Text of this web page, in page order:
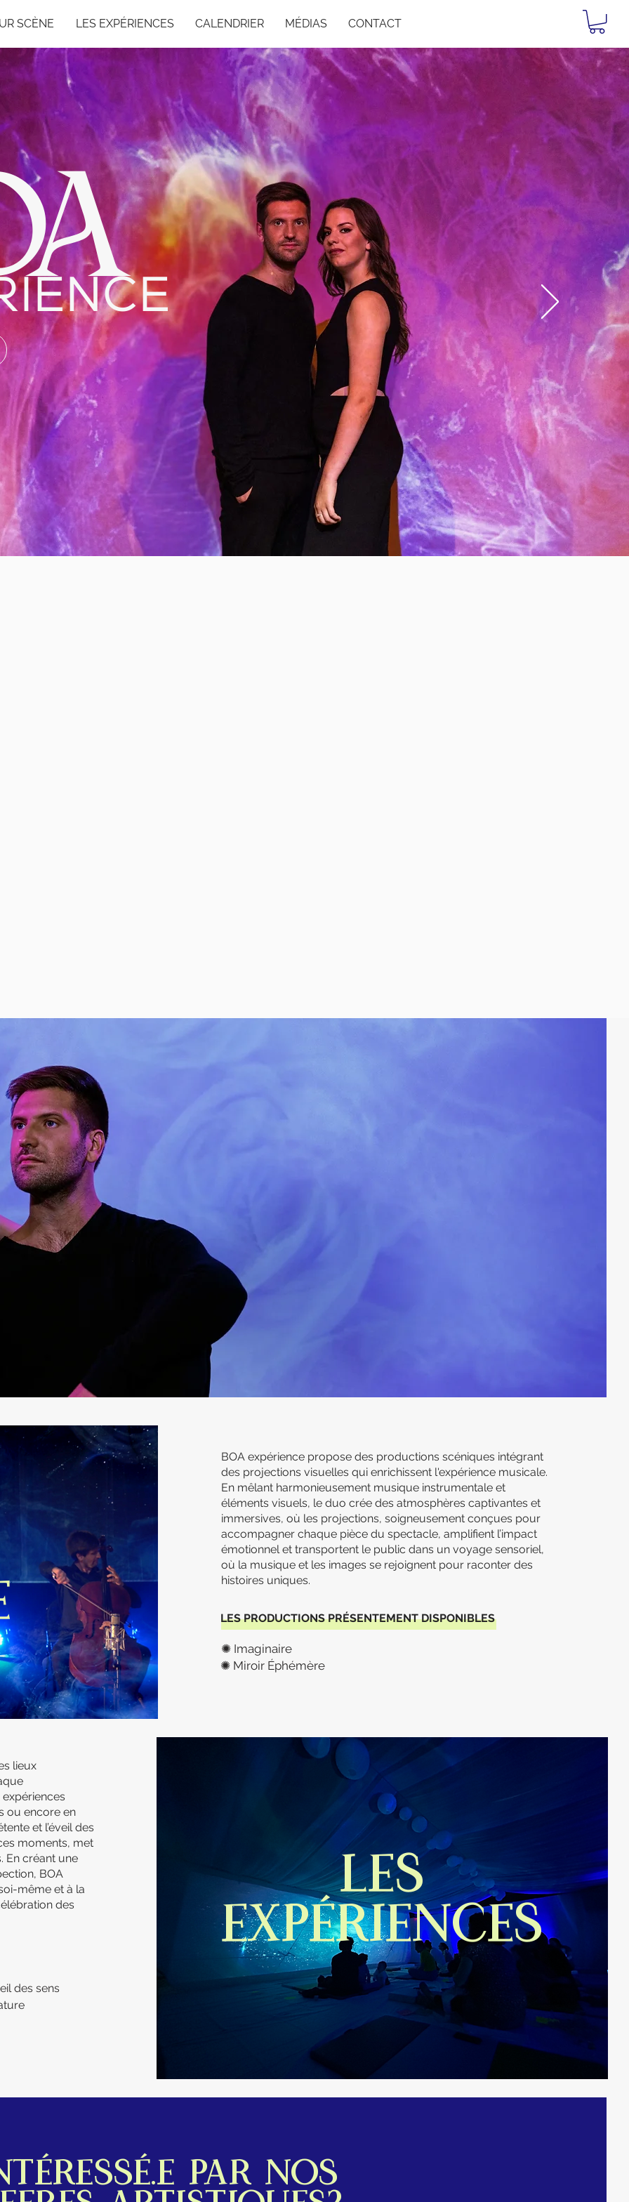
SCÈNE LES EXPÉRIENCES CALENDRIER MÉDIAS CONTACT
EAUSÉJOUR-
STIGUY
LLARD
BOA expérience propose des productions scéniques intégrant
des projections visuelles qui enrichissent l'expérience musicale.
En mêlant harmonieusement musique instrumentale et
éléments visuels, le duo crée des atmosphères captivantes et
immersives, où les projections, soigneusement conçues pour
accompagner chaque pièce du spectacle, amplifient l’impact
émotionnel et transportent le public dans un voyage sensoriel,
où la musique et les images se rejoignent pour raconter des
histoires uniques.
LES PRODUCTIONS PRÉSENTEMENT DISPONIBLES
✺ Imaginaire
✺ Miroir Éphémère
lieux
ou encore en
et l’éveil des
moments, met
En créant une
BOA
même et à la
des
des sens
LES
EXPÉRIENCES
par nos